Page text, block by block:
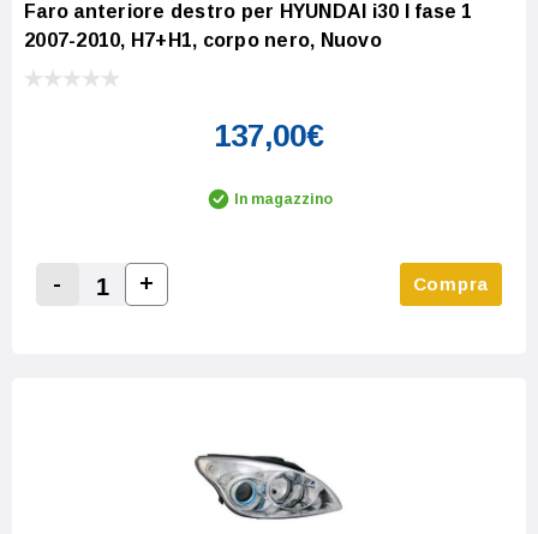
Faro anteriore destro per HYUNDAI i30 I fase 1
2007-2010, H7+H1, corpo nero, Nuovo
137,00€
In magazzino
Decrease Quantity:
-
Increase Quantity:
+ Compra